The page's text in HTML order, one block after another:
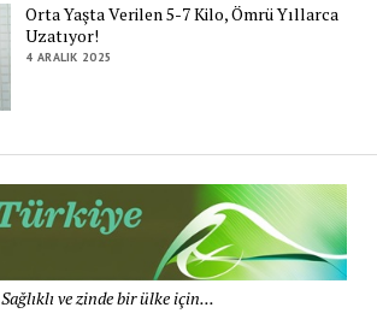
Orta Yaşta Verilen 5-7 Kilo, Ömrü Yıllarca
Uzatıyor!
4 ARALIK 2025
Sağlıklı ve zinde bir ülke için...